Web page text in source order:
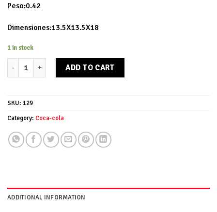
Peso:0.42
Dimensiones:13.5X13.5X18
1 in stock
Cubitera Coca-Cola de plástico quantity
ADD TO CART
SKU: 129
Category: Coca-cola
ADDITIONAL INFORMATION